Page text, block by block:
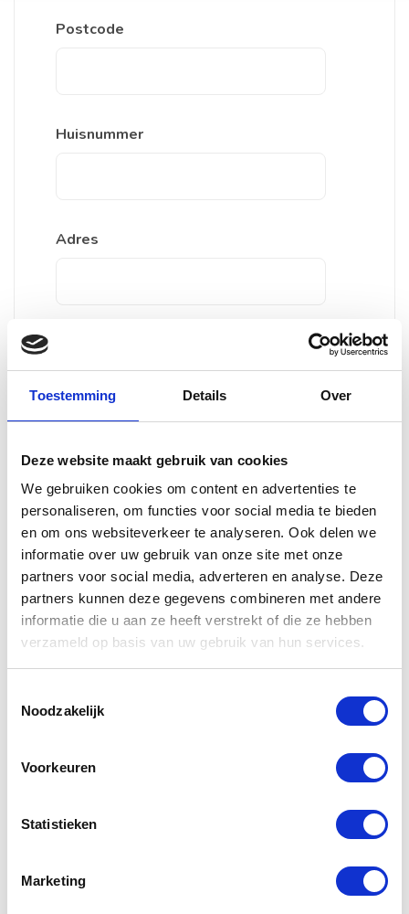
Toestemming Details Over
Deze website maakt gebruik van cookies
We gebruiken cookies om content en advertenties te
personaliseren, om functies voor social media te bieden
en om ons websiteverkeer te analyseren. Ook delen we
informatie over uw gebruik van onze site met onze
partners voor social media, adverteren en analyse. Deze
partners kunnen deze gegevens combineren met andere
informatie die u aan ze heeft verstrekt of die ze hebben
verzameld op basis van uw gebruik van hun services.
Noodzakelijk
Voorkeuren
Statistieken
Marketing
Postcode
Huisnummer
Adres